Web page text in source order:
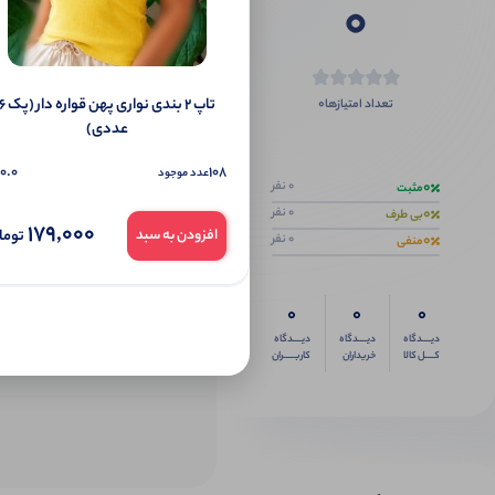
0
تعداد امتیازها0
0مثبت 0 نفر
0بی طرف 0 نفر
0منفی 0 نفر
0
دیــــدگاه
کــــل کالا
0
دیــــدگاه
خریداران
0
دیــــدگاه
کاربـــــران
تاپ ۲ بندی نواری پهن قواره دار (پک 6
عددی)
108عدد موجود 0.0
افزودن به سبد 179,000